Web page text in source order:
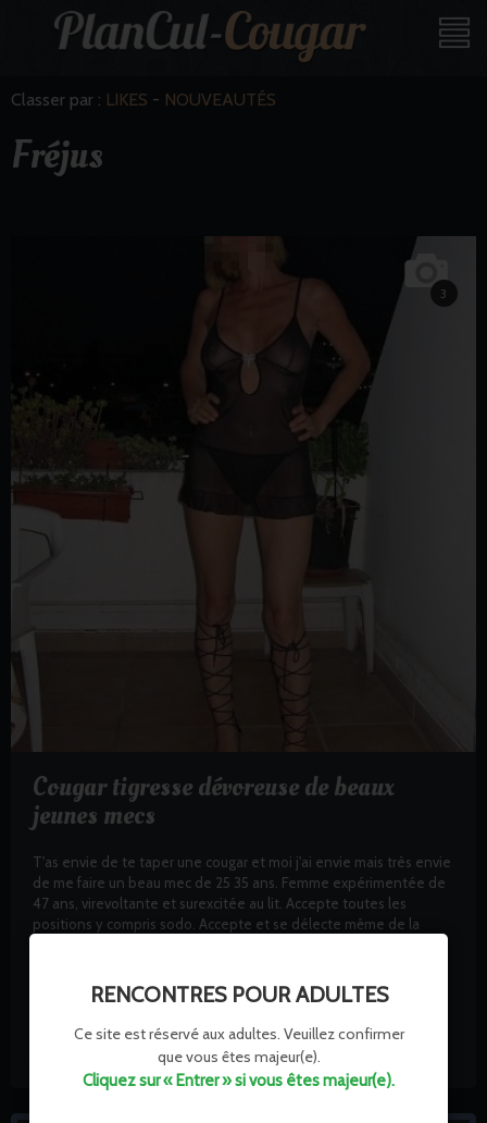
Classer par : LIKES - NOUVEAUTÉS
Fréjus
3
Cougar tigresse dévoreuse de beaux
jeunes mecs
T'as envie de te taper une cougar et moi j'ai envie mais très envie
de me faire un beau mec de 25 35 ans. Femme expérimentée de
47 ans, virevoltante et surexcitée au lit. Accepte toutes les
positions y compris sodo. Accepte et se délecte même de la
Voir son annonce→
5
RENCONTRES POUR ADULTES
Ce site est réservé aux adultes. Veuillez confirmer
que vous êtes majeur(e).
Cliquez sur « Entrer » si vous êtes majeur(e).